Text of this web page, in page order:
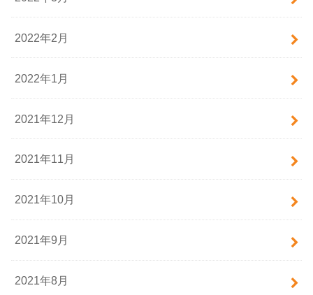
2022年2月
2022年1月
2021年12月
2021年11月
2021年10月
2021年9月
2021年8月